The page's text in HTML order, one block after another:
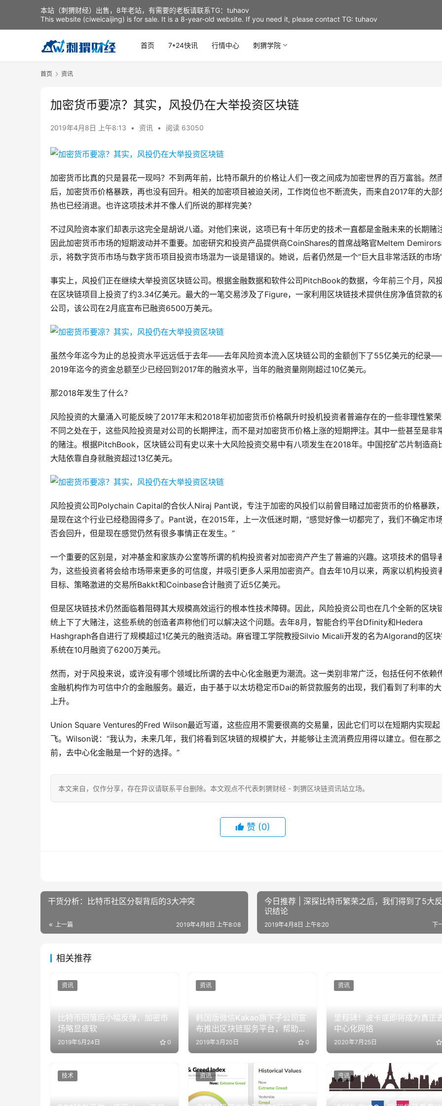
首页 7*24快讯 行情中心 刺猬学院
首页 资讯
加密货币要凉？其实，风投仍在大举投资区块链
2019年4月8日 上午8:13 • 资讯 • 阅读 63050
加密货币比真的只是昙花一现吗？不到两年前，比特币飙升的价格让人们一夜之间成为加密世界的百万富翁。然
后，加密货币价格暴跌，再也没有回升。相关的加密项目被迫关闭，工作岗位也不断流失，而来自2017年的大部
热也已经消退。也许这项技术并不像人们所说的那样完美？
不过风险资本家们却表示这完全是胡说八道。对他们来说，这项已有十年历史的技术一直都是金融未来的长期赌
因此加密货币市场的短期波动并不重要。加密研究和投资产品提供商CoinShares的首席战略官Meltem
示，将数字货币市场与数字货币项目投资市场混为一谈是错误的。她说，后者仍然是一个“巨大且非常活跃的市场
事实上，风投们正在继续大举投资区块链公司。根据金融数据和软件公司PitchBook的数据，今年前三个月，风
在区块链项目上投资了约3.34亿美元。最大的一笔交易涉及了Figure，一家利用区块链技术提供住房净值贷款的
公司，该公司在2月底宣布已融资6500万美元。
虽然今年迄今为止的总投资水平远远低于去年——去年风险资本流入区块链公司的金额创下了55亿美元的纪录
2019年迄今的资金总额至少已经回到2017年的融资水平，当年的融资量刚刚超过10亿美元。
那2018年发生了什么？
风险投资的大量涌入可能反映了2017年末和2018年初加密货币价格飙升时投机投资者普遍存在的一些非理性繁
不同之处在于，这些风险投资是对公司的长期押注，而不是对加密货币价格上涨的短期押注。其中一些甚至是非
的赌注。根据PitchBook，区块链公司有史以来十大风险投资交易中有八项发生在2018年。中国挖矿芯片制造商
大陆依靠自身就融资超过13亿美元。
风险投资公司Polychain Capital的合伙人Niraj Pant说，专注于加密的风投们以前曾目睹过加密货币的价格暴跌
是现在这个行业已经稳固得多了。Pant说，在2015年，上一次低迷时期，“感觉好像一切都完了，我们不确定市
否会回升，但是现在感觉仍然有很多事情正在发生。”
一个重要的区别是，对冲基金和家族办公室等所谓的机构投资者对加密资产产生了普遍的兴趣。这项技术的倡导
为，这些投资者将会给市场带来更多的可信度，并吸引更多人采用加密资产。自去年10月以来，两家以机构投资
目标、策略激进的交易所Bakkt和Coinbase合计融资了近5亿美元。
但是区块链技术仍然面临着阻碍其大规模高效运行的根本性技术障碍。因此，风险投资公司也在几个全新的区块
统上下了大赌注，这些系统的创造者声称他们可以解决这个问题。去年8月，智能合约平台Dfinity和Hedera
Hashgraph各自进行了规模超过1亿美元的融资活动。麻省理工学院教授Silvio Micali开发的名为Algorand的区
系统在10月融资了6200万美元。
然而，对于风投来说，或许没有哪个领域比所谓的去中心化金融更为潮流。这一类别非常广泛，包括任何不依赖
金融机构作为可信中介的金融服务。最近，由于基于以太坊稳定币Dai的新贷款服务的出现，我们看到了利率的
上升。
Union Square Ventures的Fred Wilson最近写道，这些应用不需要很高的交易量，因此它们可以在短期内实现起
飞。Wilson说：“我认为，未来几年，我们将看到区块链的规模扩大，并能够让主流消费应用得以建立。但在那之
前，去中心化金融是一个好的选择。”
本文来自 ，仅作分享，存在异议请联系平台删除。本文观点不代表刺猬财经 - 刺猬区块链资讯站立场。
赞 (0)
干货分析：比特币社区分裂背后的3大冲突
上一篇 2019年4月8日 上午8:08
今日推荐 | 深探比特币繁荣之后，我们得到了5大
识结论
下
2019年4月8日 上午8:20
相关推荐
比特币回落后小幅反弹，加密市
场略显疲软
2019年5月24日 0
资讯
韩国版微信Kakao旗下子公司宣
布推出区块链服务平台，帮助企
业级用户开展相关业务
2019年3月20日 0
资讯
里程碑！波卡或即将成为真正
中心化网络
2020年7月25日
资讯
技术 资讯 资讯
本站（刺猬财经）出售，8年老站，有需要的老板请联系TG：tuhaov
This website (ciweicaijing) is for sale. It is a 8-year-old website. If you need it, please contact TG: tuhaov